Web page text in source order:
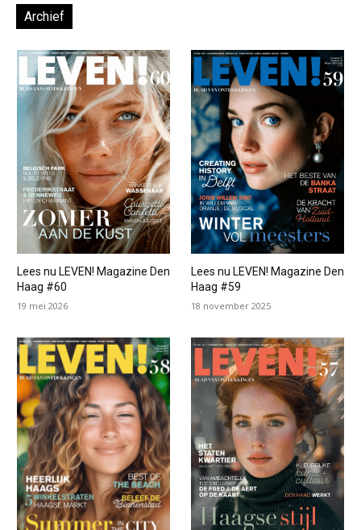
Archief
Lees nu LEVEN! Magazine Den
Haag #60
19 mei 2026
Lees nu LEVEN! Magazine Den
Haag #59
18 november 2025